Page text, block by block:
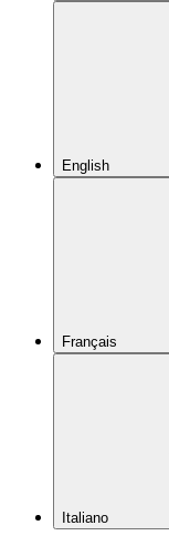
English
Français
Italiano